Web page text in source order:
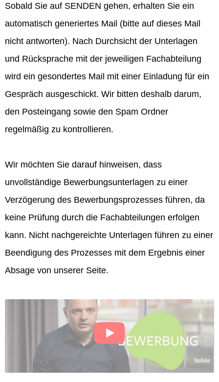
Sobald Sie auf SENDEN gehen, erhalten Sie ein
automatisch generiertes Mail (bitte auf dieses Mail
nicht antworten). Nach Durchsicht der Unterlagen
und Rücksprache mit der jeweiligen Fachabteilung
wird ein gesondertes Mail mit einer Einladung für ein
Gespräch ausgeschickt. Wir bitten deshalb darum,
den Posteingang sowie den Spam Ordner
regelmäßig zu kontrollieren.
Wir möchten Sie darauf hinweisen, dass
unvollständige Bewerbungsunterlagen zu einer
Verzögerung des Bewerbungsprozesses führen, da
keine Prüfung durch die Fachabteilungen erfolgen
kann. Nicht nachgereichte Unterlagen führen zu einer
Beendigung des Prozesses mit dem Ergebnis einer
Absage von unserer Seite.